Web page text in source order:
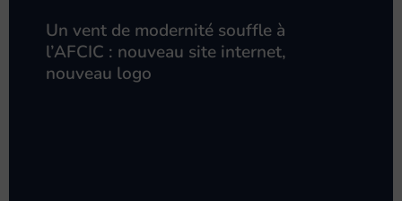
Un vent de modernité souffle à
l’AFCIC : nouveau site internet,
nouveau logo